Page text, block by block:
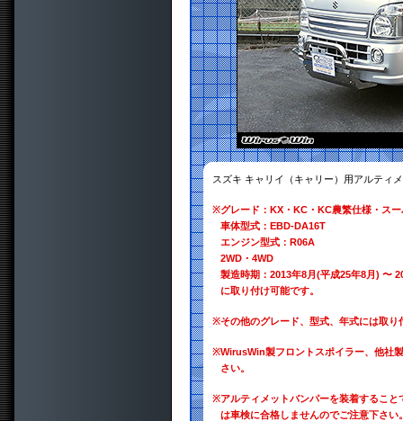
スズキ キャリイ（キャリー）用アルティ
※グレード：KX・KC・KC農繁仕様・ス
車体型式：EBD-DA16T
エンジン型式：R06A
2WD・4WD
製造時期：2013年8月(平成25年8月) 〜
に取り付け可能です。
※その他のグレード、型式、年式には取
※WirusWin製フロントスポイラー、他社
さい。
※アルティメットバンパーを装着するこ
は車検に合格しませんのでご注意下さい